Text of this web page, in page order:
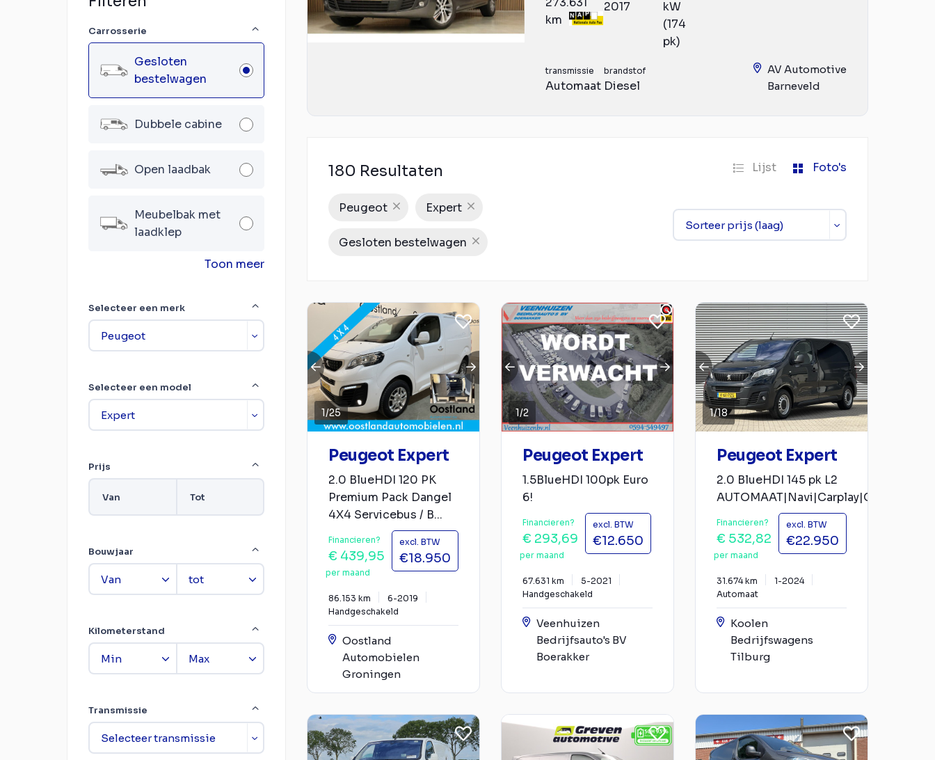
Carrosserie
Gesloten
bestelwagen
Dubbele cabine
Open laadbak
Meubelbak met
laadklep
Toon meer
Selecteer een merk
Selecteer een model
Prijs
Van Tot
Bouwjaar
Kilometerstand
Transmissie
km
2017
kW
(174
pk)
transmissie
Automaat
brandstof
Diesel
AV Automotive
Barneveld
180 Resultaten Lijst Foto's
Peugeot Expert
Gesloten bestelwagen
1/25
Peugeot Expert
2.0 BlueHDI 120 PK
Premium Pack Dangel
4X4 Servicebus / B...
Financieren?
€ 439,95
per maand
excl. BTW
€18.950
86.153 km
6-2019
Handgeschakeld
Oostland
Automobielen
Groningen
1/2
Peugeot Expert
1.5BlueHDI 100pk Euro
6!
Financieren?
€ 293,69
per maand
excl. BTW
€12.650
67.631 km
5-2021
Handgeschakeld
Veenhuizen
Bedrijfsauto's BV
Boerakker
1/18
Peugeot Expert
2.0 BlueHDI 145 pk L2
AUTOMAAT|Navi|Carplay|Camera
Financieren?
€ 532,82
per maand
excl. BTW
€22.950
31.674 km
1-2024
Automaat
Koolen
Bedrijfswagens
Tilburg